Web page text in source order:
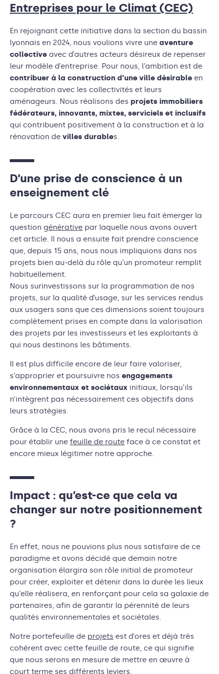
Entreprises pour le Climat (CEC)
En rejoignant cette initiative dans la section du bassin
lyonnais en 2024, nous voulions vivre une aventure
collective avec d’autres acteurs désireux de repenser
leur modèle d’entreprise. Pour nous, l’ambition est de
contribuer à la construction d’une ville désirable en
coopération avec les collectivités et leurs
aménageurs. Nous réalisons des projets immobiliers
fédérateurs, innovants, mixtes, serviciels et inclusifs
qui contribuent positivement à la construction et à la
rénovation de villes durables.
D’une prise de conscience à un
enseignement clé
Le parcours CEC aura en premier lieu fait émerger la
question générative par laquelle nous avons ouvert
cet article. Il nous a ensuite fait prendre conscience
que, depuis 15 ans, nous nous impliquions dans nos
projets bien au-delà du rôle qu’un promoteur remplit
habituellement.
Nous surinvestissons sur la programmation de nos
projets, sur la qualité d’usage, sur les services rendus
aux usagers sans que ces dimensions soient toujours
complètement prises en compte dans la valorisation
des projets par les investisseurs et les exploitants à
qui nous destinons les bâtiments.
Il est plus difficile encore de leur faire valoriser,
s’approprier et poursuivre nos engagements
environnementaux et sociétaux initiaux, lorsqu’ils
n’intègrent pas nécessairement ces objectifs dans
leurs stratégies.
Grâce à la CEC, nous avons pris le recul nécessaire
pour établir une feuille de route face à ce constat et
encore mieux légitimer notre approche.
Impact : qu’est-ce que cela va
changer sur notre positionnement
?
En effet, nous ne pouvions plus nous satisfaire de ce
paradigme et avons décidé que demain notre
organisation élargira son rôle initial de promoteur
pour créer, exploiter et détenir dans la durée les lieux
qu’elle réalisera, en renforçant pour cela sa galaxie de
partenaires, afin de garantir la pérennité de leurs
qualités environnementales et sociétales.
Notre portefeuille de projets est d’ores et déjà très
cohérent avec cette feuille de route, ce qui signifie
que nous serons en mesure de mettre en œuvre à
court terme ses différents leviers.